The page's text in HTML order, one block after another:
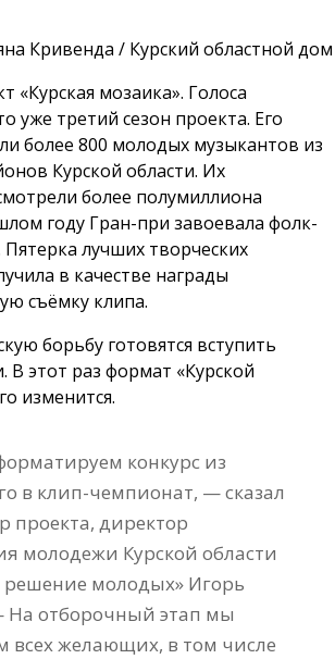
Кривенда / Курский областной
«Курская мозаика». Голоса
уже третий сезон проекта. Его
более 800 молодых музыкантов из
Курской области. Их
более полумиллиона
году Гран-при завоевала фолк-
Пятерка лучших творческих
в качестве награды
съёмку клипа.
борьбу готовятся вступить
В этот раз формат «Курской
изменится.
конкурс из
в клип-чемпионат, — сказал
проекта, директор
молодежи Курской области
решение молодых» Игорь
отборочный этап мы
всех желающих, в том числе